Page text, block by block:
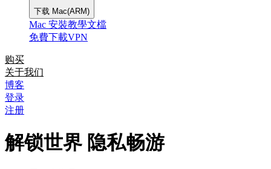
下载 Mac(ARM)
Mac 安裝教學文檔
免費下載VPN
购买
关于我们
博客
登录
注册
解锁世界 隐私畅游